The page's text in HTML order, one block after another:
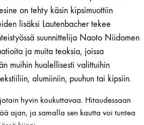
on tehty käsin kipsimuottiin
lisäksi Lautenbacher tekee
suunnittelija Naoto Niidomen
ja muita teoksia, joissa
muihin huolellisesti valittuihin
alumiiniin, puuhun tai kipsiin.
hyvin koukuttavaa. Hitaudessaan
ajan, ja samalla sen kautta voi tuntea